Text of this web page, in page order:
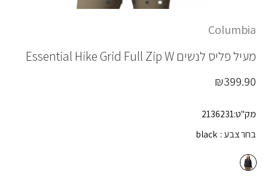
Columbia
מעיל פליס לנשיםEssential Hike Grid Full Zip W
₪399.90
מק"ט:2136231
בחר צבע black